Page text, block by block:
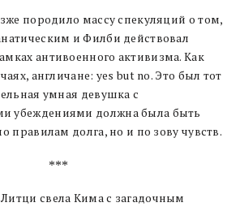
породило массу спекуляций о том,
и Филби действовал
антивоенного активизма. Как
англичане: yes but no. Это был тот
умная девушка с
убеждениями должна была быть
правилам долга, но и по зову чувств.
***
свела Кима с загадочным